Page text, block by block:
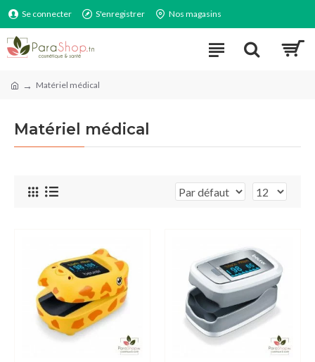
Se connecter S'enregistrer Nos magasins
Matériel médical
Matériel médical